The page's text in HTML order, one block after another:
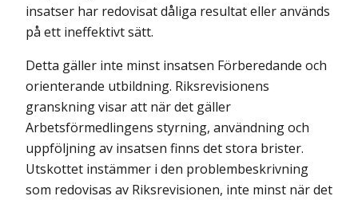
insatser har redovisat dåliga resultat eller används
på ett ineffektivt sätt.
Detta gäller inte minst insatsen Förbe­redande och
orienterande utbildning. Riksrevisionens
granskning visar att när det gäller
Arbetsförmedlingens styrning, användning och
upp­följning av insatsen finns det stora brister.
Utskottet instämmer i den problembeskrivning
som redovisas av Riks­revisionen, inte minst när det